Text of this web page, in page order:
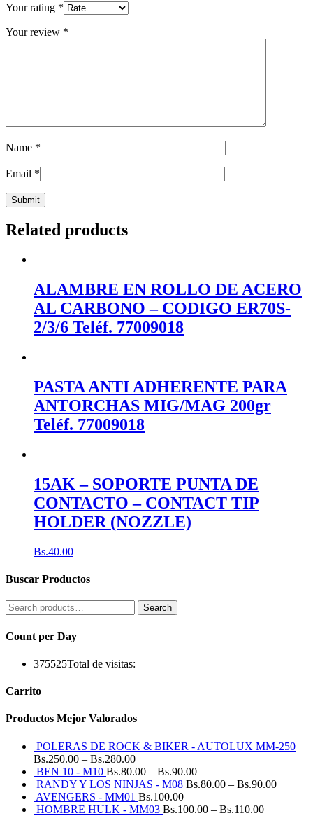
Your rating *
Your review *
Name *
Email *
Related products
ALAMBRE EN ROLLO DE ACERO
AL CARBONO – CODIGO ER70S-
2/3/6 Teléf. 77009018
PASTA ANTI ADHERENTE PARA
ANTORCHAS MIG/MAG 200gr
Teléf. 77009018
15AK – SOPORTE PUNTA DE
CONTACTO – CONTACT TIP
HOLDER (NOZZLE)
Bs.40.00
Buscar Productos
Search
for:
Search
Count per Day
375525Total de visitas:
Carrito
Productos Mejor Valorados
POLERAS DE ROCK & BIKER - AUTOLUX MM-250
Bs.250.00 – Bs.280.00
BEN 10 - M10 Bs.80.00 – Bs.90.00
RANDY Y LOS NINJAS - M08 Bs.80.00 – Bs.90.00
AVENGERS - MM01 Bs.100.00
HOMBRE HULK - MM03 Bs.100.00 – Bs.110.00